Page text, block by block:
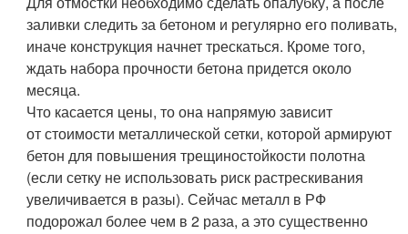
заливки следить за бетоном и регулярно его поливать,
иначе конструкция начнет трескаться. Кроме того,
ждать набора прочности бетона придется около
месяца.
Что касается цены, то она напрямую зависит
от стоимости металлической сетки, которой армируют
бетон для повышения трещиностойкости полотна
(если сетку не использовать риск растрескивания
увеличивается в разы). Сейчас металл в РФ
подорожал более чем в 2 раза, а это существенно